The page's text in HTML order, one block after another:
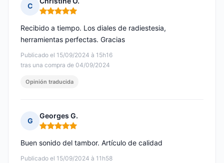
C
Nota: 5 de 5
Publicado el 15/09/2024 à 15h16
tras una compra de 04/09/2024
Recibido a tiempo. Los diales de radiestesia,
herramientas perfectas. Gracias
Opinión traducida
G
Georges G.
Nota: 5 de 5
Publicado el 15/09/2024 à 11h58
Buen sonido del tambor. Artículo de calidad